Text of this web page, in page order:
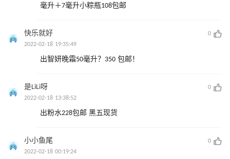
毫升＋7毫升小粽瓶108包邮
快乐就好
0
2022-02-18 19:35:49
出智妍晚霜50毫升？350 包邮！
是LiLi呀
0
2022-02-18 13:38:52
出粉水228包邮 黑五现货
小小鱼尾
0
2022-02-18 00:19:24